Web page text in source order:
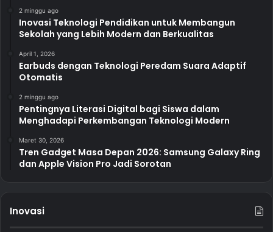
2 minggu ago
Inovasi Teknologi Pendidikan untuk Membangun
Sekolah yang Lebih Modern dan Berkualitas
April 1, 2026
Earbuds dengan Teknologi Peredam Suara Adaptif
Otomatis
2 minggu ago
Pentingnya Literasi Digital bagi Siswa dalam
Menghadapi Perkembangan Teknologi Modern
Maret 30, 2026
Tren Gadget Masa Depan 2026: Samsung Galaxy Ring
dan Apple Vision Pro Jadi Sorotan
Inovasi